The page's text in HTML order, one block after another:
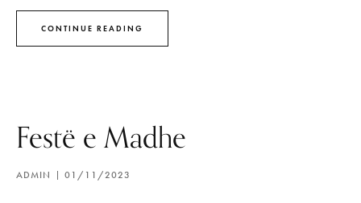
CONTINUE READING
Festë e Madhe
ADMIN 01/11/2023